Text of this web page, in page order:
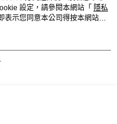
設定，請參閱本網站「 隱私
表示您同意本公司得按本網站使